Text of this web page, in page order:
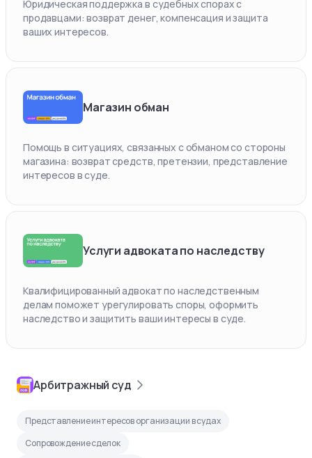
Юридическая поддержка в судебных спорах с
продавцами: возврат денег, компенсация и защита
ваших интересов.
Магазин обман
Помощь в ситуациях, связанных с обманом со стороны
магазина: возврат средств, претензии, представление
интересов в суде.
Услуги адвоката по наследству
Квалифицированный адвокат по наследственным
делам поможет урегулировать споры, оформить
наследство и защитить ваши интересы в суде.
Арбитражный суд
Представление интересов организации в судах
Сопровождение сделок